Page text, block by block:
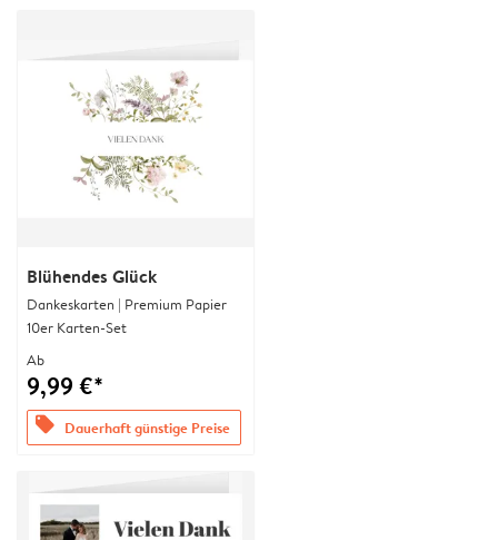
Blühendes Glück
Dankeskarten | Premium Papier
10er Karten-Set
Ab
9,99 €*
offers Dauerhaft günstige Preise